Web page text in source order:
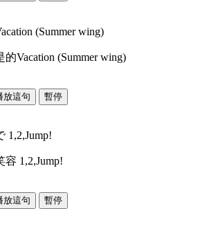
(Summer wing)
Vacation (Summer wing)
放這句 暫停
1,2,Jump!
1,2,Jump!
放這句 暫停